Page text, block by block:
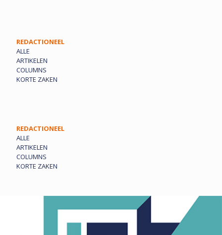
REDACTIONEEL
ALLE
ARTIKELEN
COLUMNS
KORTE ZAKEN
REDACTIONEEL
ALLE
ARTIKELEN
COLUMNS
KORTE ZAKEN